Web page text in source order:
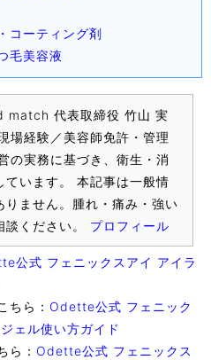
コーティング剤
毛美容液
match 代表取締役 竹山 実
場経験／美容師免許・管理
の実務に基づき、衛生・消
ています。 本記事は一般情
ません。腫れ・痛み・強い
談ください。 プロフィール
公式 フェニックスアイ アイラ
ちら： Odette公式 フェニック
ェル使い方ガイド
ら： Odette公式 フェニックス